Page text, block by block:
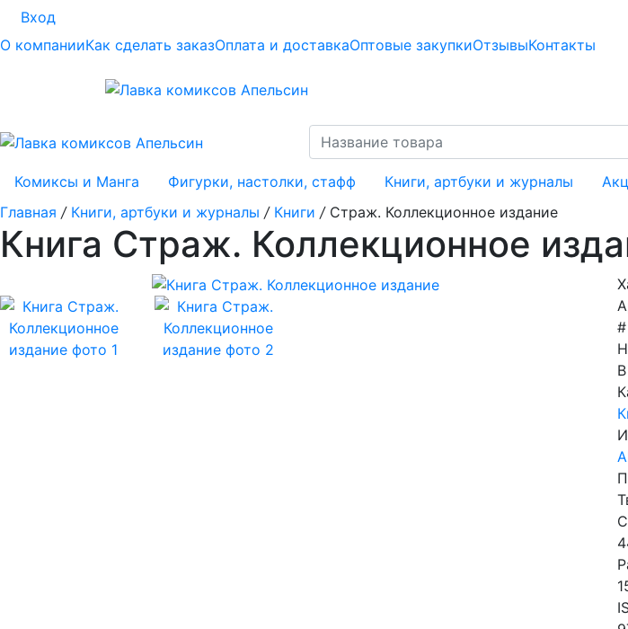
Вход
О компанииКак сделать заказОплата и доставкаОптовые закупкиОтзывыКонтакты
Комиксы и Манга
Фигурки, настолки, стафф Книги, артбуки и журналы
Главная / Книги, артбуки и журналы / Книги / Страж. Коллекционное издание
Книга Страж. Коллекционное